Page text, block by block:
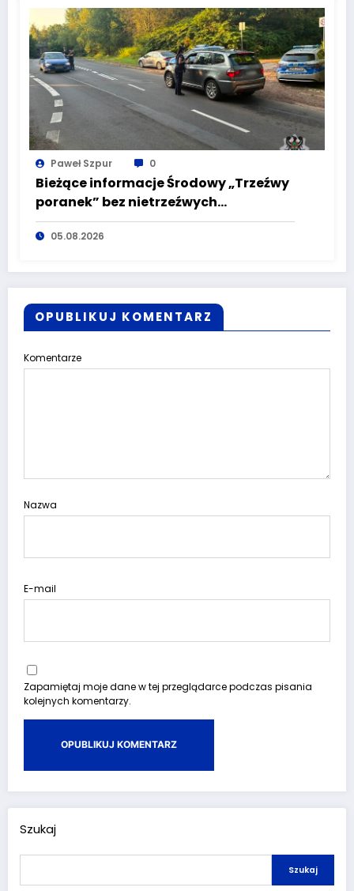
Paweł Szpur 0
Bieżące informacje Środowy „Trzeźwy
poranek” bez nietrzeźwych
kierujących! To cieszy!
05.08.2026
OPUBLIKUJ KOMENTARZ
Komentarze
Nazwa
E-mail
Zapamiętaj moje dane w tej przeglądarce podczas pisania
kolejnych komentarzy.
Szukaj
Szukaj